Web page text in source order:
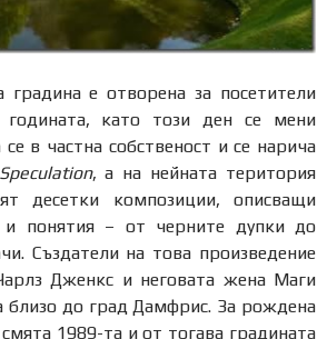
градина е отворена за посетители
като този ден се мени
в частна собственост и се нарича
, а на нейната територия
десетки композиции, описващи
и понятия – от черните дупки до
Създатели на това произведение
Дженкс и неговата жена Маги
близо до град Дамфрис. За рождена
1989-та и от тогава градината